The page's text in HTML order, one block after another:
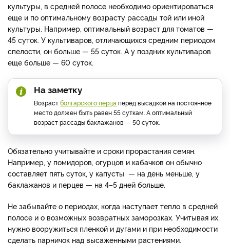
культуры, в средней полосе необходимо ориентироваться
еще и по оптимальному возрасту рассады той или иной
культуры. Например, оптимальный возраст для томатов —
45 суток. У культиваров, отличающихся средним периодом
спелости, он больше — 55 суток. А у поздних культиваров
еще больше — 60 суток.
На заметку
Возрастболгарского перца перед высадкой на постоянное
место должен быть равен 55 суткам. А оптимальный
возраст рассады баклажанов — 50 суток.
Обязательно учитывайте и сроки прорастания семян.
Например, у помидоров, огурцов и кабачков он обычно
составляет пять суток, у капусты — на день меньше, у
баклажанов и перцев — на 4–5 дней больше.
Не забывайте о периодах, когда наступает тепло в средней
полосе и о возможных возвратных заморозках. Учитывая их,
нужно вооружиться пленкой и дугами и при необходимости
сделать парничок над высаженными растениями.